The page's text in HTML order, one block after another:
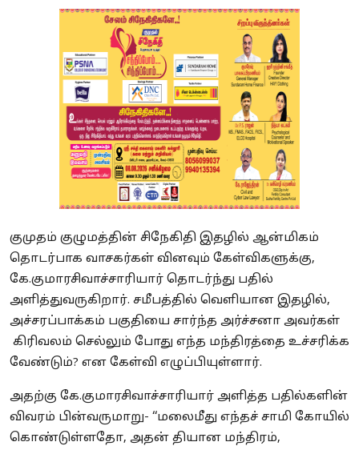
குமுதம் குழுமத்தின் சிநேகிதி இதழில் ஆன்மிகம்
தொடர்பாக வாசகர்கள் வினவும் கேள்விகளுக்கு,
கே.குமாரசிவாச்சாரியார் தொடர்ந்து பதில்
அளித்துவருகிறார். சமீபத்தில் வெளியான இதழில்,
அச்சரப்பாக்கம் பகுதியை சார்ந்த அர்ச்சனா அவர்கள்
கிரிவலம் செல்லும் போது எந்த மந்திரத்தை உச்சரிக்க
வேண்டும்? என கேள்வி எழுப்பியுள்ளார்.
அதற்கு கே.குமாரசிவாச்சாரியார் அளித்த பதில்களின்
விவரம் பின்வருமாறு- ‘‘மலைமீது எந்தச் சாமி கோயில்
கொண்டுள்ளதோ, அதன் தியான மந்திரம்,